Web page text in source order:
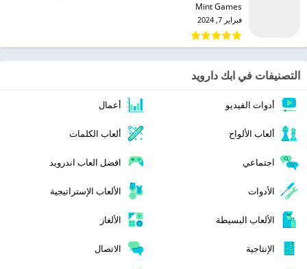
Mint Games‏
فبراير 7, 2024
التصنيفات في ابك دارويد
أدوات الفيديو أعمال
ألعاب الألواح ألعاب الكلمات
اجتماعي افضل العاب اندرويد
الأدوات الألعاب الإستراتيجية
الألعاب البسيطة الألغاز
الإنتاجية الاتصال